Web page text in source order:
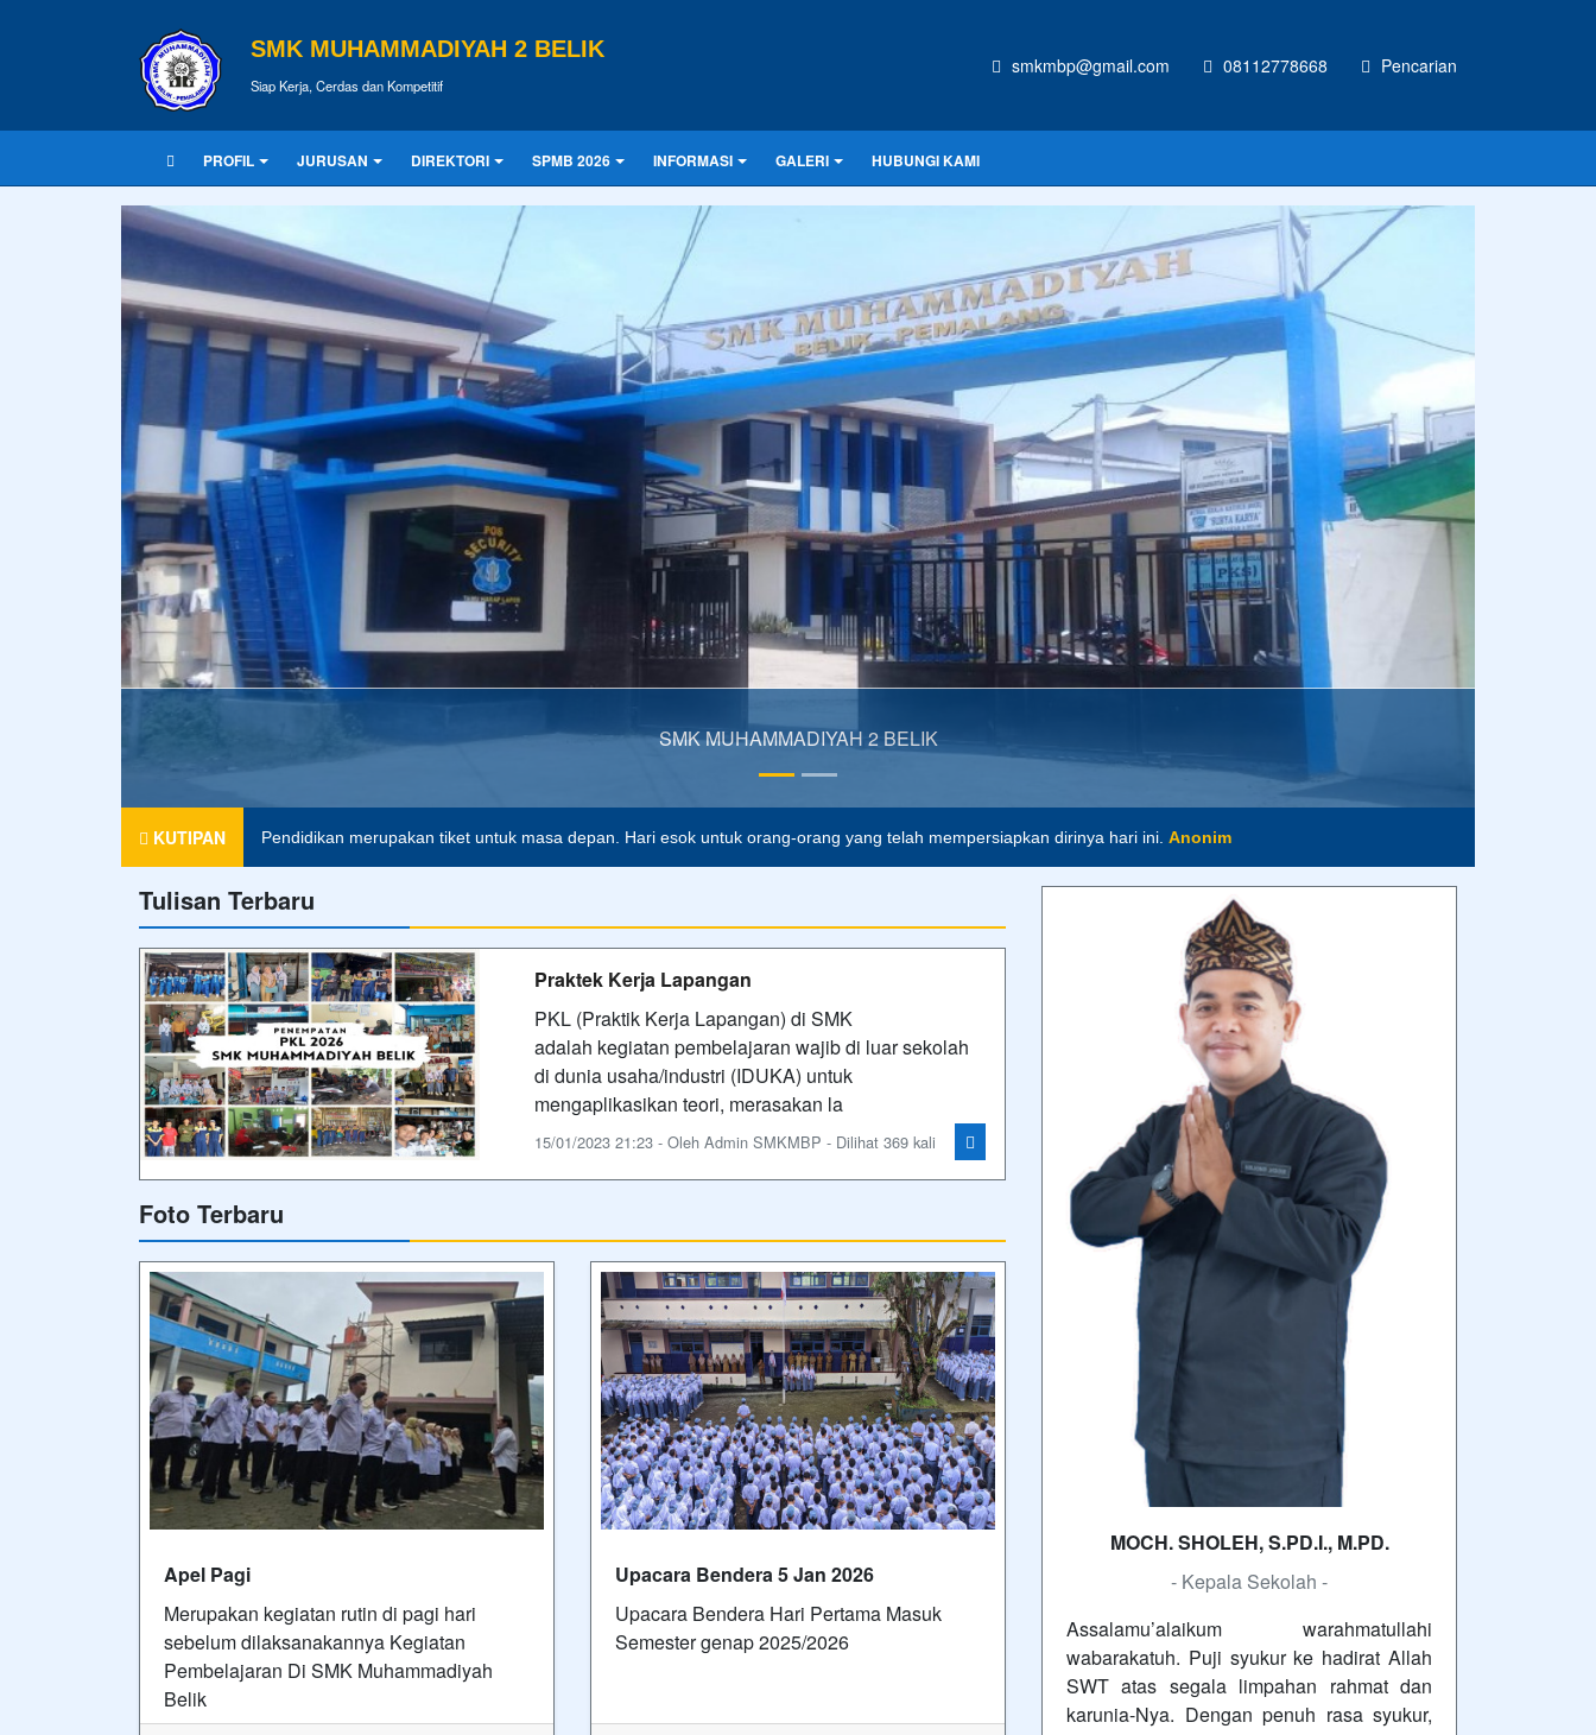
SMK MUHAMMADIYAH 2 BELIK
Siap Kerja, Cerdas dan Kompetitif
smkmbp@gmail.com 08112778668 Pencarian
PROFIL JURUSAN DIREKTORI SPMB 2026 INFORMASI GALERI HUBUNGI KAMI
KUTIPAN Pendidikan merupakan tiket untuk masa depan. Hari esok untuk orang-orang yang telah mempersiapkan dirinya hari ini. Anonim
Tulisan Terbaru
Praktek Kerja Lapangan
PKL (Praktik Kerja Lapangan) di SMK
adalah kegiatan pembelajaran wajib di luar sekolah
di dunia usaha/industri (IDUKA) untuk
mengaplikasikan teori, merasakan la
15/01/2023 21:23 - Oleh Admin SMKMBP - Dilihat 369 kali
Foto Terbaru
Apel Pagi
Merupakan kegiatan rutin di pagi hari
sebelum dilaksanakannya Kegiatan
Pembelajaran Di SMK Muhammadiyah
Belik
Upacara Bendera 5 Jan 2026
Upacara Bendera Hari Pertama Masuk
Semester genap 2025/2026
MOCH. SHOLEH, S.PD.I., M.PD.
- Kepala Sekolah -
Assalamu’alaikum warahmatullahi
wabarakatuh. Puji syukur ke hadirat Allah
SWT atas segala limpahan rahmat dan
karunia-Nya. Dengan penuh rasa syukur,